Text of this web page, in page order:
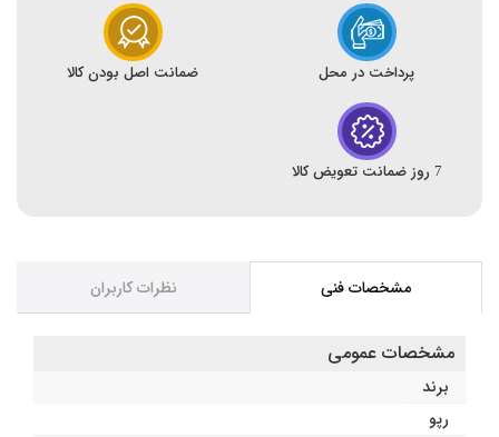
پرداخت در محل ضمانت اصل بودن کالا
7 روز ضمانت تعویض کالا
مشخصات فنی نظرات کاربران
مشخصات عمومی
برند
رپو